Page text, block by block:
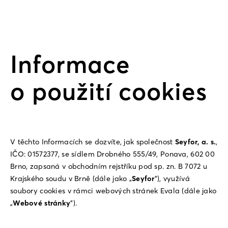
Informace
o použití cookies
V těchto Informacích se dozvíte, jak společnost Seyfor, a. s.,
IČO: 01572377, se sídlem Drobného 555/49, Ponava, 602 00
Brno, zapsaná v obchodním rejstříku pod sp. zn. B 7072 u
Krajského soudu v Brně (dále jako „Seyfor”), využívá
soubory cookies v rámci webových stránek Evala (dále jako
„Webové stránky”).